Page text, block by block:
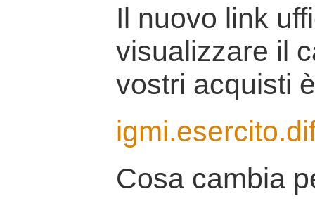
Il nuovo link
visualizzare il
vostri acquisti
Cosa cambia